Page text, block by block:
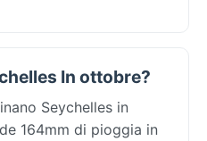
In ottobre?
Seychelles in
164mm di pioggia in